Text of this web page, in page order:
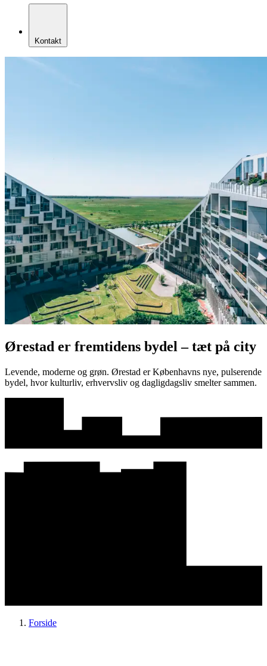
Kontakt
Ørestad er fremtidens bydel – tæt på city
Levende, moderne og grøn. Ørestad er Københavns nye, pulserende
bydel, hvor kulturliv, erhvervsliv og dagligdagsliv smelter sammen.
Forside